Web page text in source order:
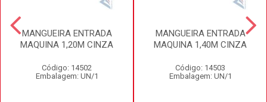
MANGUEIRA ENTRADA
MAQUINA 1,20M CINZA
Código: 14502
Embalagem: UN/1
MANGUEIRA ENTRADA
MAQUINA 1,40M CINZA
Código: 14503
Embalagem: UN/1